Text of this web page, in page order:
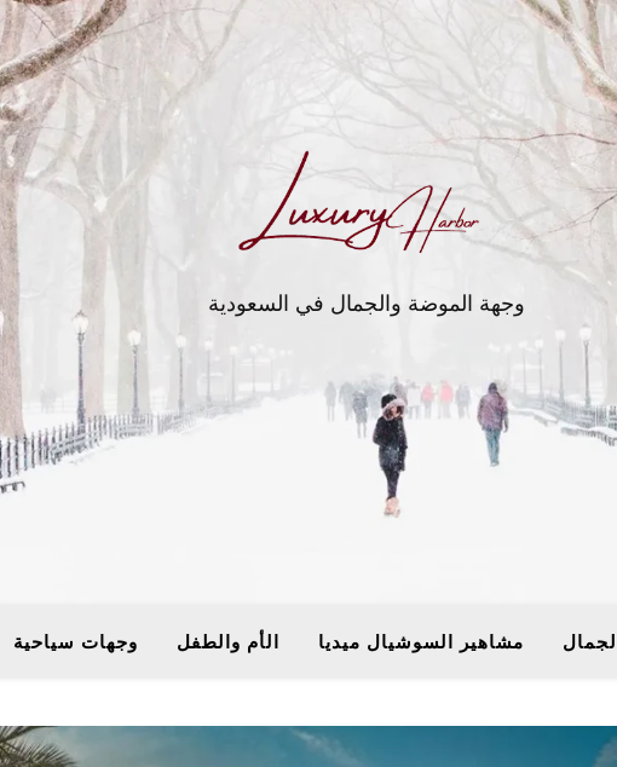
وجهة الموضة والجمال في السعودية
مشاهير السوشيال ميديا الأم والطفل وجهات سياحية